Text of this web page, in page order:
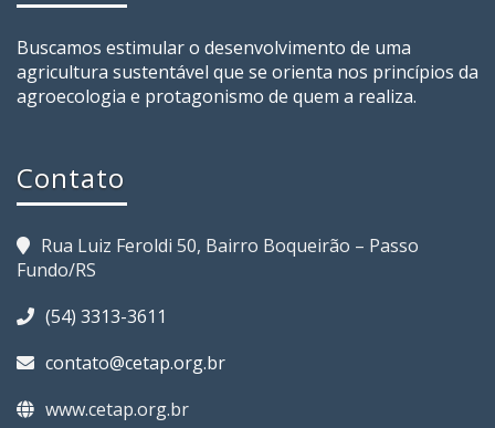
Buscamos estimular o desenvolvimento de uma
agricultura sustentável que se orienta nos princípios da
agroecologia e protagonismo de quem a realiza.
Contato
Rua Luiz Feroldi 50, Bairro Boqueirão – Passo
Fundo/RS
(54) 3313-3611
contato@cetap.org.br
www.cetap.org.br